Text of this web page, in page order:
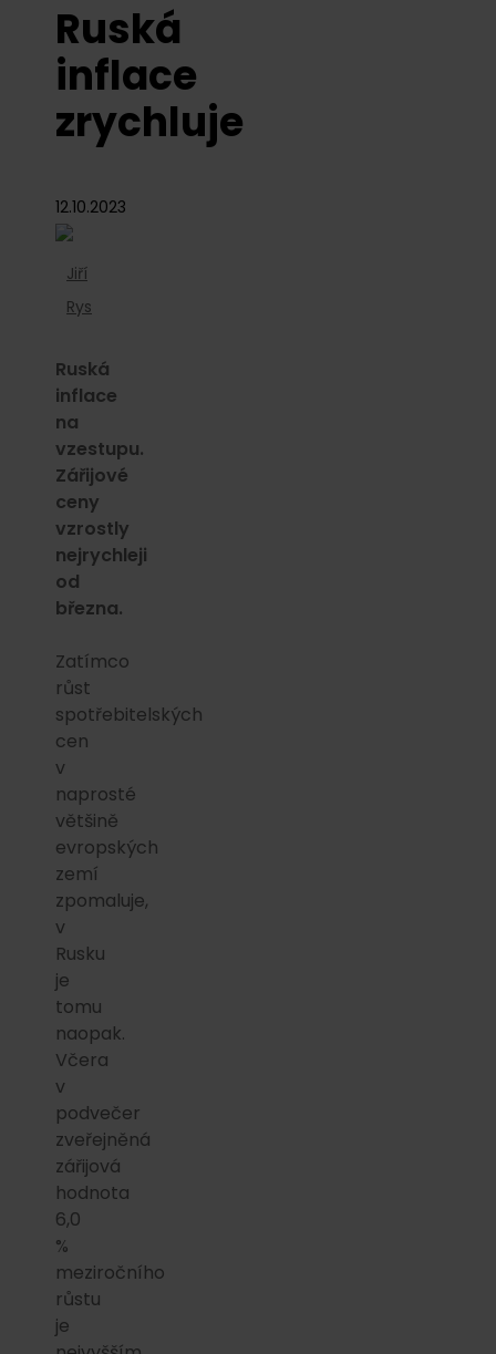
Ruská
inflace
zrychluje
12.10.2023
Jiří
Rys
Ruská
inflace
na
vzestupu.
Zářijové
ceny
vzrostly
nejrychleji
od
března.
Zatímco
růst
spotřebitelských
cen
v
naprosté
většině
evropských
zemí
zpomaluje,
v
Rusku
je
tomu
naopak.
Včera
v
podvečer
zveřejněná
zářijová
hodnota
6,0
%
meziročního
růstu
je